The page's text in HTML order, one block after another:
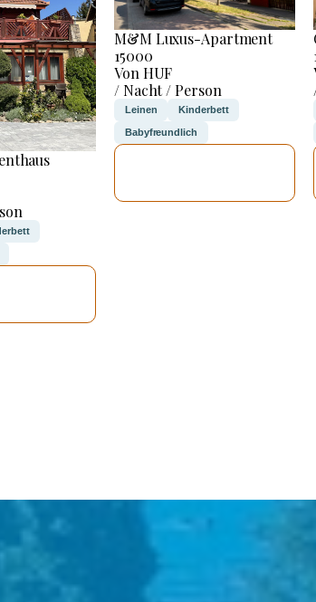
M&M Luxus-Apartment
15000
Von HUF
/ Nacht / Person
Leinen Kinderbett
Babyfreundlich